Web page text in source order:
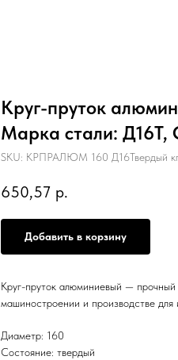
Круг-пруток
Марка стали: Д16Т,
SKU: КРПРАЛЮМ 160 Д16Твердый
650,57 р.
Добавить в корзину
Круг-пруток алюминиевый — прочный
машиностроении и производстве для
Диаметр: 160
Состояние: твердый